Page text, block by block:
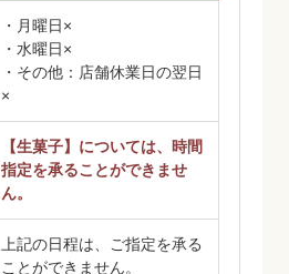
・月曜日×
・水曜日×
・その他：店舗休業日の翌日
×
【生菓子】については、時間
指定を承ることができませ
ん。
上記の日程は、ご指定を承る
ことができません。